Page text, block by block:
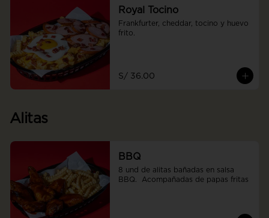
Royal Tocino
Frankfurter, cheddar, tocino y huevo
frito.
S/ 36.00
Alitas
BBQ
8 und de alitas bañadas en salsa
BBQ.  Acompañadas de papas fritas